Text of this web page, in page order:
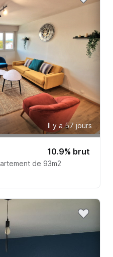
Il y a 57 jours
10.9% brut
de 93m2